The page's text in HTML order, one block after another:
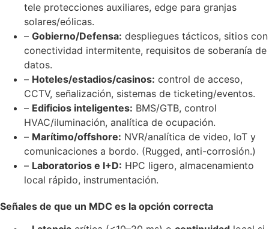
tele protecciones auxiliares, edge para granjas
solares/eólicas.
– Gobierno/Defensa: despliegues tácticos, sitios con
conectividad intermitente, requisitos de soberanía de
datos.
– Hoteles/estadios/casinos: control de acceso,
CCTV, señalización, sistemas de ticketing/eventos.
– Edificios inteligentes: BMS/GTB, control
HVAC/iluminación, analítica de ocupación.
– Marítimo/offshore: NVR/analítica de video, IoT y
comunicaciones a bordo. (Rugged, anti-corrosión.)
– Laboratorios e I+D: HPC ligero, almacenamiento
local rápido, instrumentación.
Señales de que un MDC es la opción correcta